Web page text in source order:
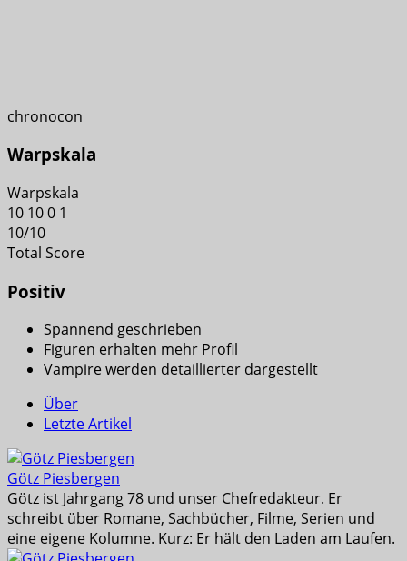
chronocon
Warpskala
Warpskala
10 100 1
10/10
Total Score
Positiv
Spannend geschrieben
Figuren erhalten mehr Profil
Vampire werden detaillierter dargestellt
Über
Letzte Artikel
Götz Piesbergen
Götz ist Jahrgang 78 und unser Chefredakteur. Er
schreibt über Romane, Sachbücher, Filme, Serien und
eine eigene Kolumne. Kurz: Er hält den Laden am Laufen.